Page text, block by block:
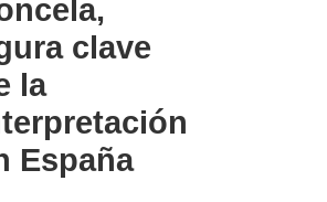
clave
la
España